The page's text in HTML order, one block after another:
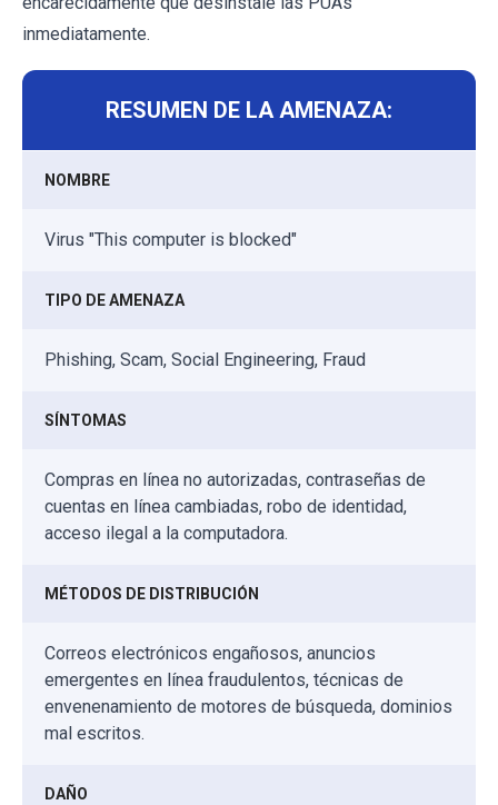
inmediatamente.
RESUMEN DE LA AMENAZA:
NOMBRE
Virus "This computer is blocked"
TIPO DE AMENAZA
Phishing, Scam, Social Engineering, Fraud
SÍNTOMAS
Compras en línea no autorizadas, contraseñas de
cuentas en línea cambiadas, robo de identidad,
acceso ilegal a la computadora.
MÉTODOS DE DISTRIBUCIÓN
Correos electrónicos engañosos, anuncios
emergentes en línea fraudulentos, técnicas de
envenenamiento de motores de búsqueda, dominios
mal escritos.
DAÑO